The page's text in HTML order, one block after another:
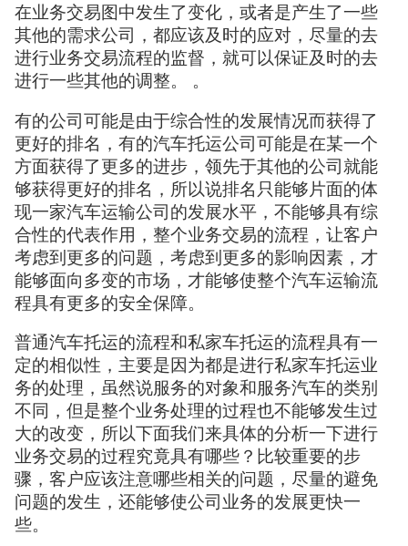
在业务交易图中发生了变化，或者是产生了一些
其他的需求公司，都应该及时的应对，尽量的去
进行业务交易流程的监督，就可以保证及时的去
进行一些其他的调整。 。
有的公司可能是由于综合性的发展情况而获得了
更好的排名，有的汽车托运公司可能是在某一个
方面获得了更多的进步，领先于其他的公司就能
够获得更好的排名，所以说排名只能够片面的体
现一家汽车运输公司的发展水平，不能够具有综
合性的代表作用，整个业务交易的流程，让客户
考虑到更多的问题，考虑到更多的影响因素，才
能够面向多变的市场，才能够使整个汽车运输流
程具有更多的安全保障。
普通汽车托运的流程和私家车托运的流程具有一
定的相似性，主要是因为都是进行私家车托运业
务的处理，虽然说服务的对象和服务汽车的类别
不同，但是整个业务处理的过程也不能够发生过
大的改变，所以下面我们来具体的分析一下进行
业务交易的过程究竟具有哪些？比较重要的步
骤，客户应该注意哪些相关的问题，尽量的避免
问题的发生，还能够使公司业务的发展更快一
些。